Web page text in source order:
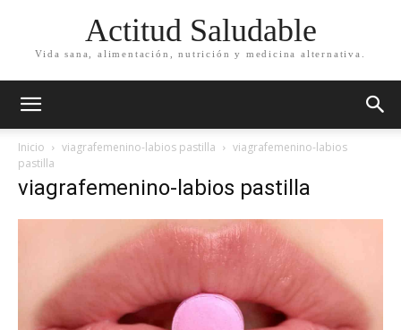
Actitud Saludable
Vida sana, alimentación, nutrición y medicina alternativa.
Inicio viagrafemenino-labios pastilla
viagrafemenino-labios
pastilla
viagrafemenino-labios pastilla